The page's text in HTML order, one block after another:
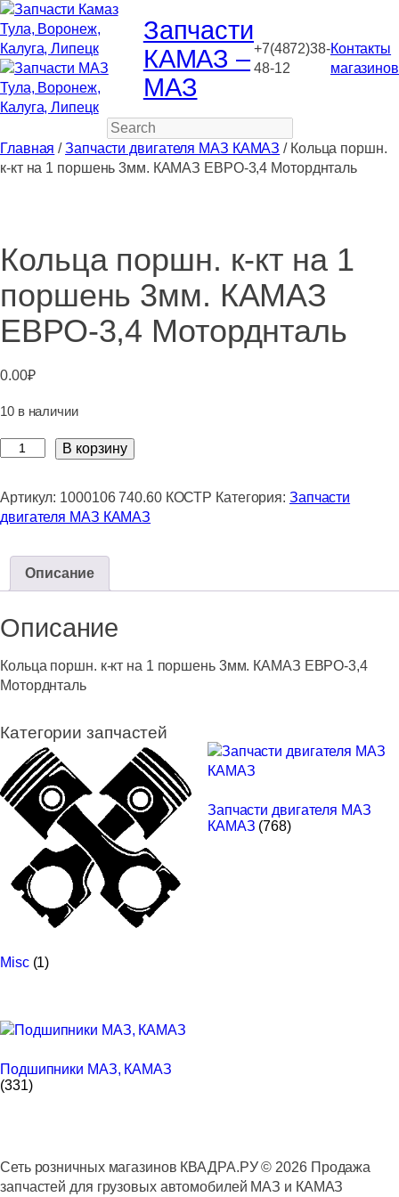
Запчасти
КАМАЗ –
МАЗ
+7(4872)38-
48-12
Контакты
магазинов
Search
Главная /Запчасти двигателя МАЗ КАМАЗ / Кольца поршн.
к-кт на 1 поршень 3мм. КАМАЗ ЕВРО-3,4 Моторднталь
Кольца поршн. к-кт на 1
поршень 3мм. КАМАЗ
ЕВРО-3,4 Моторднталь
0.00₽
10 в наличии
Количество
поршн.
к-
3мм.
ЕВРО-3,4
Моторднталь
В корзину
Артикул: 1000106 740.60 КОСТР Категория: Запчасти
двигателя МАЗ КАМАЗ
Описание
Описание
Кольца поршн. к-кт на 1 поршень 3мм. КАМАЗ ЕВРО-3,4
Моторднталь
Категории запчастей
Misc (1)
Запчасти двигателя МАЗ
КАМАЗ (768)
Подшипники МАЗ, КАМАЗ
(331)
Сеть розничных магазинов КВАДРА.РУ © 2026Продажа
запчастей для грузовых автомобилей МАЗ и КАМАЗ